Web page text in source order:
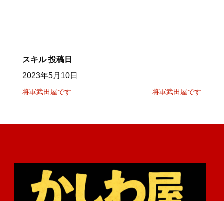
スキル 投稿日
2023年5月10日
将軍武田屋です 将軍武田屋です